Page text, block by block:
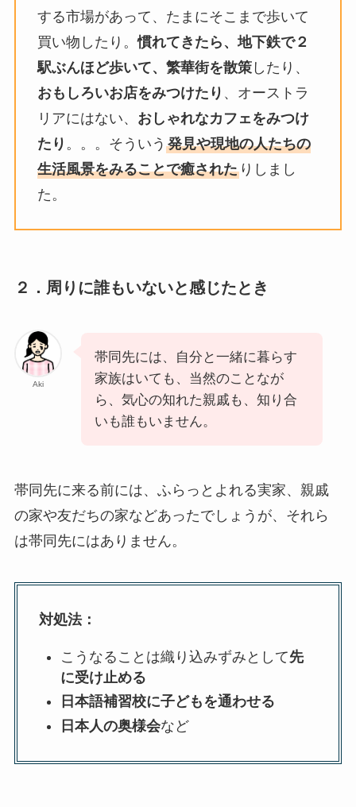
する市場があって、たまにそこまで歩いて
買い物したり。慣れてきたら、地下鉄で２
駅ぶんほど歩いて、繁華街を散策したり、
おもしろいお店をみつけたり 、オーストラ
リアにはない、 おしゃれなカフェをみつけ
たり 。。。そういう 発見や現地の人たちの
生活風景をみることで癒されたりしまし
た。
２．周りに誰もいないと感じたとき
Aki
帯同先には、自分と一緒に暮らす
家族はいても、当然のことなが
ら、気心の知れた親戚も、知り合
いも誰もいません。
帯同先に来る前には、ふらっとよれる実家、親戚
の家や友だちの家などあったでしょうが、それら
は帯同先にはありません。
対処法：
こうなることは織り込みずみとして先
に受け止める
日本語補習校に子どもを通わせる
日本人の奥様会など